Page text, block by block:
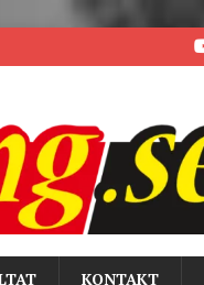
KONTAKT